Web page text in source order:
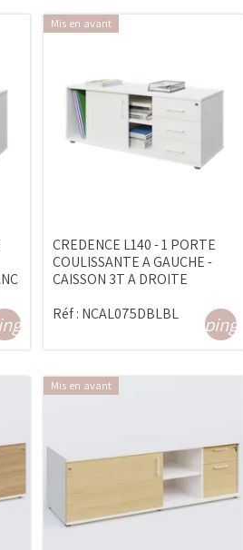
Mis en avant
CREDENCE L140 - 1 PORTE
COULISSANTE A GAUCHE -
CAISSON 3T A DROITE
Réf : NCAL075DBLBL
Mis en avant